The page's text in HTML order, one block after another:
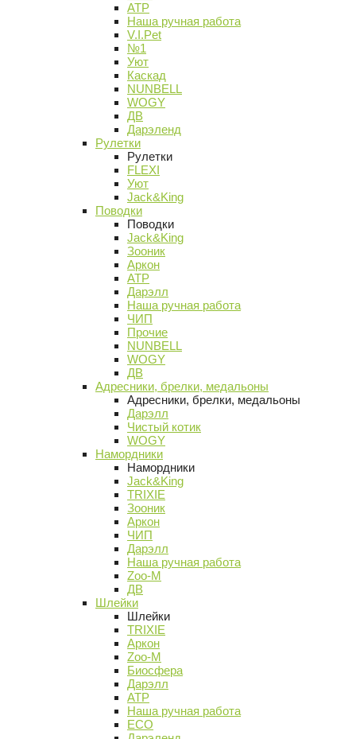
АТР
Наша ручная работа
V.I.Pet
№1
Уют
Каскад
NUNBELL
WOGY
ДВ
Дарэленд
Рулетки
Рулетки
FLEXI
Уют
Jack&King
Поводки
Поводки
Jack&King
Зооник
Аркон
АТР
Дарэлл
Наша ручная работа
ЧИП
Прочие
NUNBELL
WOGY
ДВ
Адресники, брелки, медальоны
Адресники, брелки, медальоны
Дарэлл
Чистый котик
WOGY
Намордники
Намордники
Jack&King
TRIXIE
Зооник
Аркон
ЧИП
Дарэлл
Наша ручная работа
Zoo-M
ДВ
Шлейки
Шлейки
TRIXIE
Аркон
Zoo-M
Биосфера
Дарэлл
АТР
Наша ручная работа
ECO